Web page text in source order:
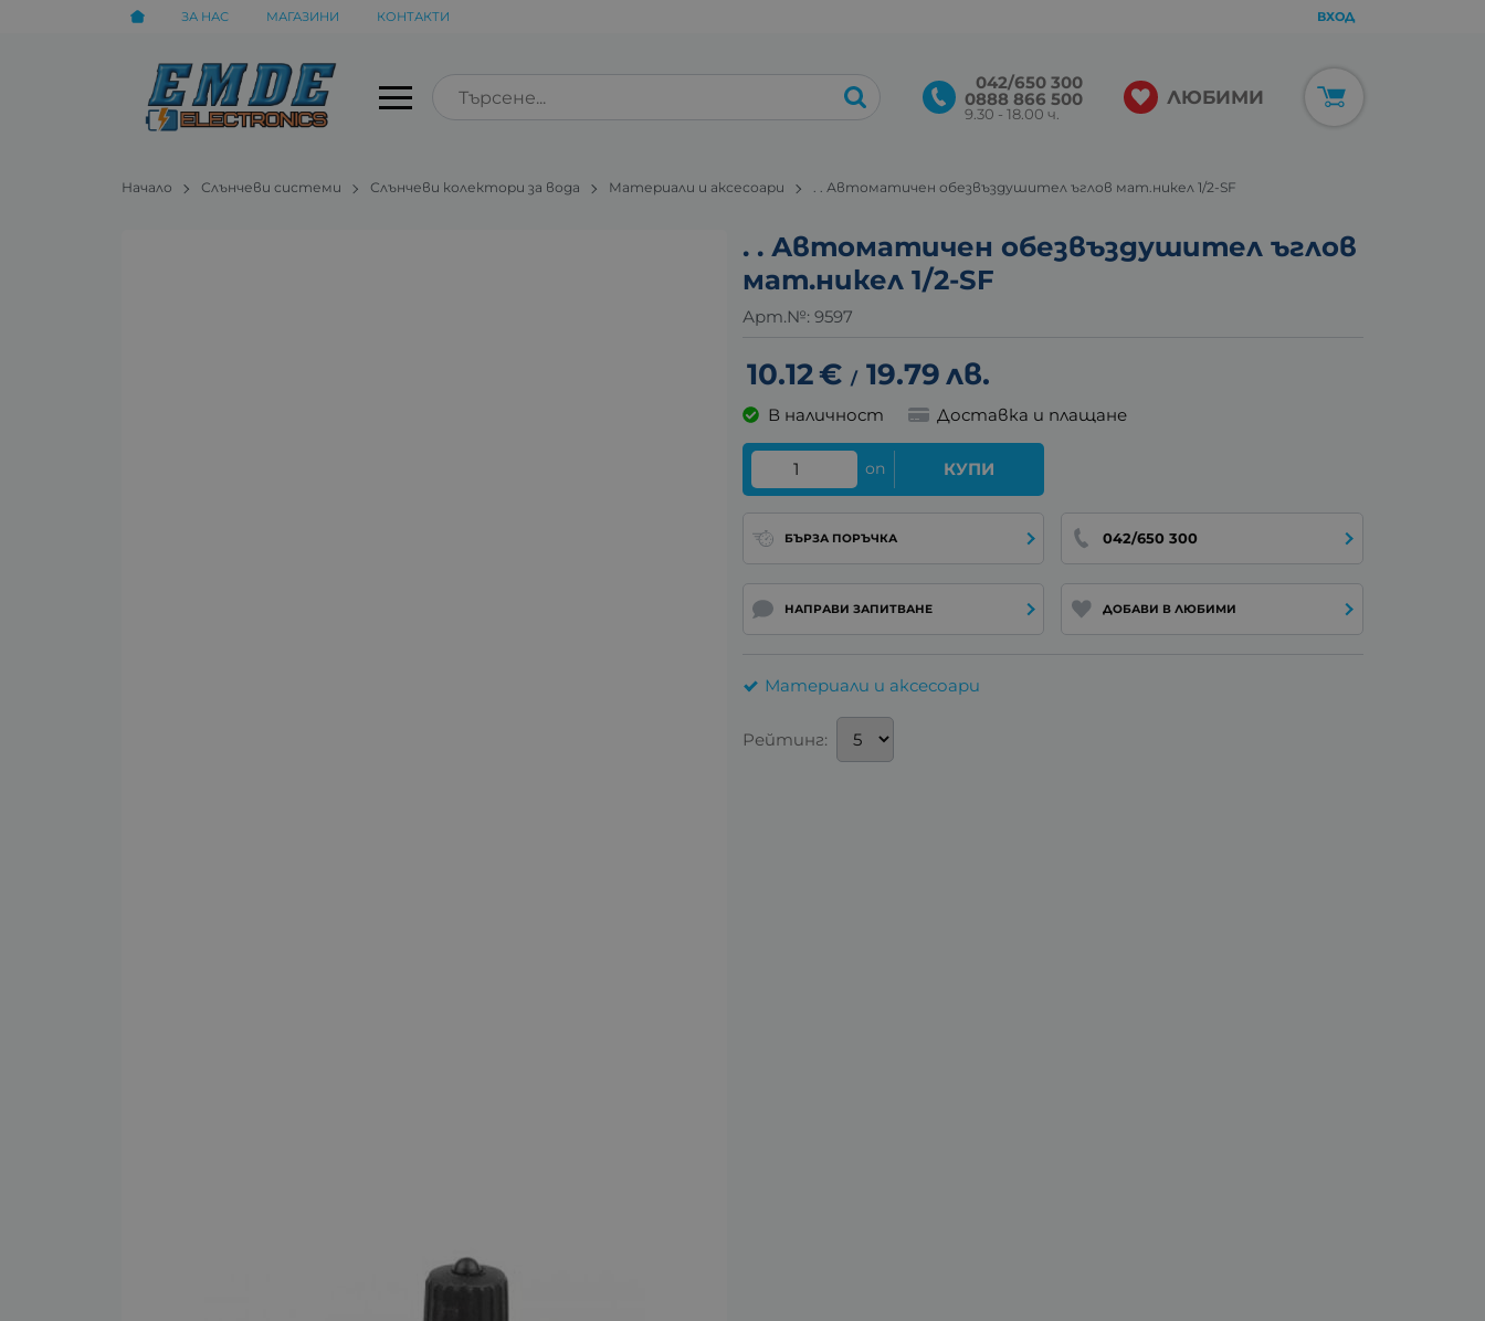
ЗА НАС МАГАЗИНИ КОНТАКТИ ВХОД
042/650 300
0888 866 500
9.30 - 18.00 ч.
ЛЮБИМИ
Начало Слънчеви системи Слънчеви колектори за вода Материали и аксесоари . . Автоматичен обезвъздушител ъглов мат.никел 1/2-SF
. . Автоматичен обезвъздушител ъглов
мат.никел 1/2-SF
Арт.№: 9597
10.12€ / 19.79лв.
В наличност Доставка и плащане
оп КУПИ
БЪРЗА ПОРЪЧКА 042/650 300
НАПРАВИ ЗАПИТВАНЕ ДОБАВИ В ЛЮБИМИ
Материали и аксесоари
Рейтинг: